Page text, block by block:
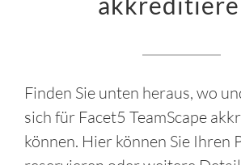
Finden Sie unten heraus, wo
sich für Facet5 TeamScape
können. Hier können Sie Ihren